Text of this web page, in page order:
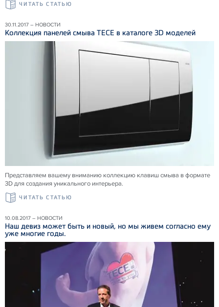
ЧИТАТЬ СТАТЬЮ
30.11.2017 – НОВОСТИ
Коллекция панелей смыва ТЕСЕ в каталоге 3D моделей
Представляем вашему вниманию коллекцию клавиш смыва в формате
3D для создания уникального интерьера.
ЧИТАТЬ СТАТЬЮ
10.08.2017 – НОВОСТИ
Наш девиз может быть и новый, но мы живем согласно ему
уже многие годы.